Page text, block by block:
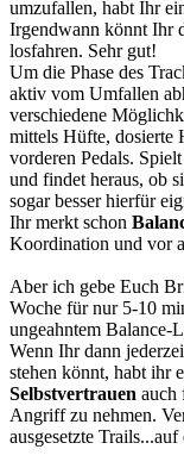
umzufallen, habt Ihr
Irgendwann könnt Ihr
losfahren. Sehr gut!
Um die Phase des
aktiv vom Umfallen
verschiedene
mittels Hüfte, dosierte
vorderen Pedals.
und findet heraus, ob
sogar besser hierfür
Ihr merkt schon
Koordination und vor
Aber ich gebe Euch
Woche für nur 5-10
ungeahntem Balance-
Wenn Ihr dann
stehen könnt, habt ihr
Selbstvertrauen auch
Angriff zu nehmen.
ausgesetzte